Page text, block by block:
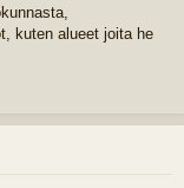
kuten alueet joita he